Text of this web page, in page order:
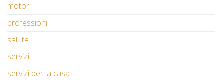
motori
professioni
salute
servizi
servizi per la casa